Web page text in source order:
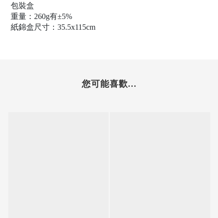
包裝盒
重量：260g有±5%
紙錦盒尺寸 ：35.5x115cm
您可能喜歡...